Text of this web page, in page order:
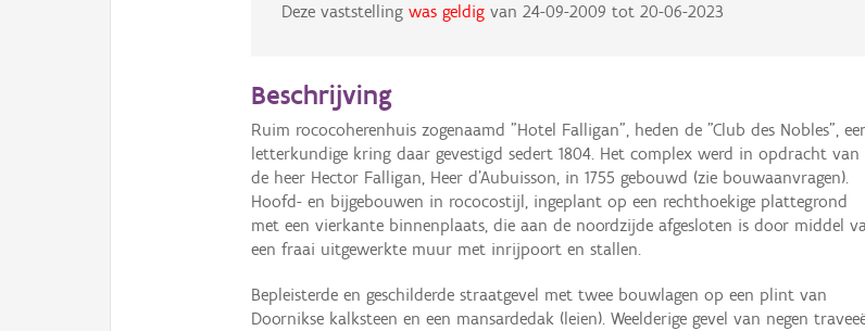
Deze vaststelling was geldigvan 24-09-2009 tot 20-06-2023
Beschrijving
Ruim rococoherenhuis zogenaamd "Hotel Falligan", heden de "Club des Nobles",
letterkundige kring daar gevestigd sedert 1804. Het complex werd in opdracht van
de heer Hector Falligan, Heer d'Aubuisson, in 1755 gebouwd (zie bouwaanvragen).
Hoofd- en bijgebouwen in rococostijl, ingeplant op een rechthoekige plattegrond
met een vierkante binnenplaats, die aan de noordzijde afgesloten is door middel
een fraai uitgewerkte muur met inrijpoort en stallen.
Bepleisterde en geschilderde straatgevel met twee bouwlagen op een plint van
Doornikse kalksteen en een mansardedak (leien). Weelderige gevel van negen